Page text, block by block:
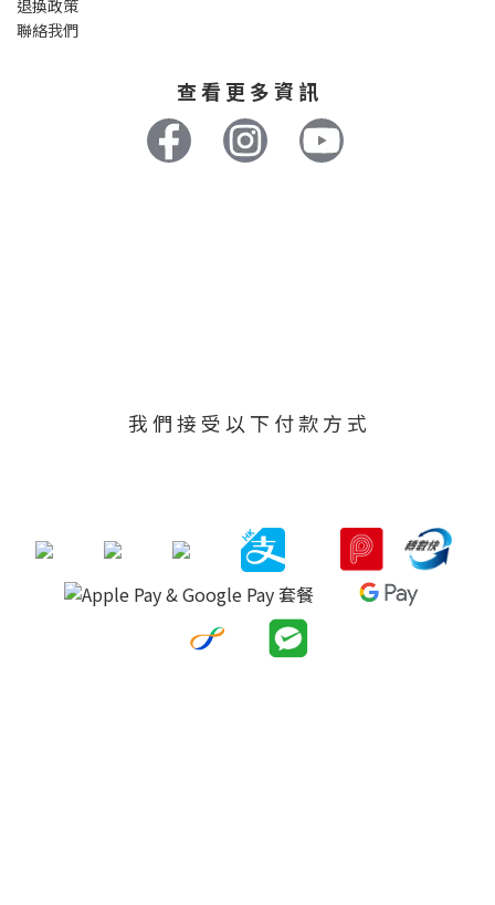
退換政策
聯絡我們
查 看 更 多 資 訊
我 們 接 受 以 下 付 款 方 式